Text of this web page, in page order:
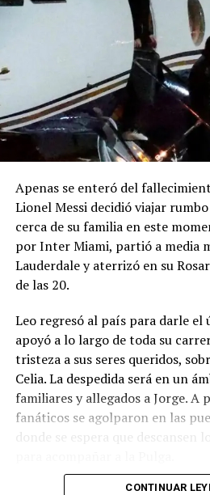
Apenas se enteró del
Lionel Messi decidió viajar
cerca de su familia en este
por Inter Miami, partió a media
Lauderdale y aterrizó en su
de las 20.
Leo regresó al país para darle el
apoyó a lo largo de toda su
tristeza a sus seres queridos,
Celia. La despedida será en un
familiares y allegados a Jorge. A
fanáticos se agolparon en las
donde se espera que descansen
CONTINUAR